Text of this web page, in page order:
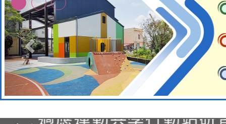
本校115學年度第2次
招甄選結果公告(無人